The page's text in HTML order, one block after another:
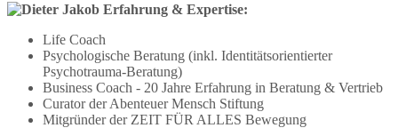
Erfahrung & Expertise:
Life Coach
Psychologische Beratung (inkl. Identitätsorientierter
Psychotrauma-Beratung)
Business Coach - 20 Jahre Erfahrung in Beratung & Vertrieb
Curator der Abenteuer Mensch Stiftung
Mitgründer der ZEIT FÜR ALLES Bewegung